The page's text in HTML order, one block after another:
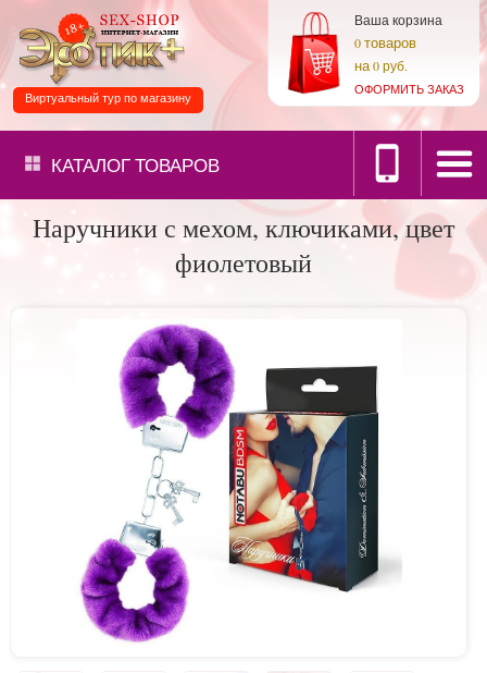
Ваша корзина
0товаров
на0 руб.
ОФОРМИТЬ ЗАКАЗ
Виртуальный тур по магазину
КАТАЛОГТОВАРОВ
Наручники с мехом, ключиками, цвет
фиолетовый